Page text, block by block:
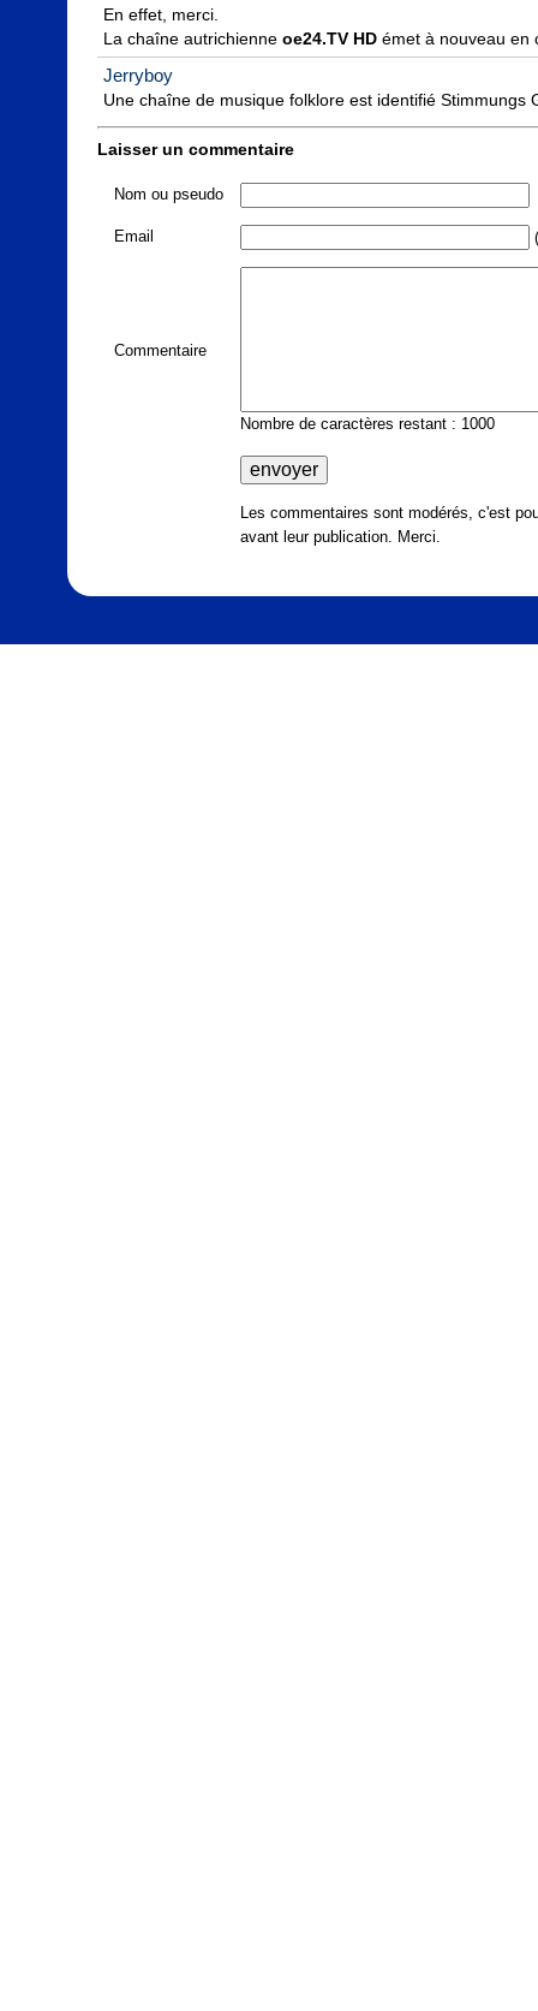
En effet, merci.
La chaîne autrichienne oe24.TV HD émet à nouveau en
Jerryboy
Une chaîne de musique folklore est identifié Stimmungs
Laisser un commentaire
Nom ou pseudo
Email
Commentaire
Nombre de caractères restant : 1000
Les commentaires sont modérés, c'est
avant leur publication. Merci.